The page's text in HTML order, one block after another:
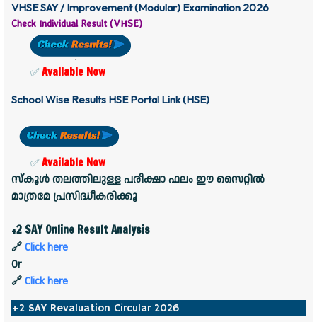
VHSE SAY / Improvement (Modular) Examination 2026
Check Individual Result (VHSE)
✅Available Now
School Wise Results HSE Portal Link (HSE)
✅Available Now
സ്കൂൾ തലത്തിലുള്ള പരീക്ഷാ ഫലം ഈ സൈറ്റിൽ
മാത്രമേ പ്രസിദ്ധീകരിക്കൂ
+2 SAY Online Result Analysis
🔗Click here
Or
🔗Click here
+2 SAY Revaluation Circular 2026